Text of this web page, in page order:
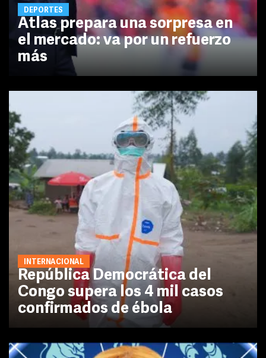
DEPORTES
Atlas prepara una sorpresa en
el mercado: va por un refuerzo
más
INTERNACIONAL
República Democrática del
Congo supera los 4 mil casos
confirmados de ébola